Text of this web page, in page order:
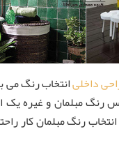
داخلیانتخاب رنگ می
رنگ مبلمان و غیره یک
انتخاب رنگ مبلمان